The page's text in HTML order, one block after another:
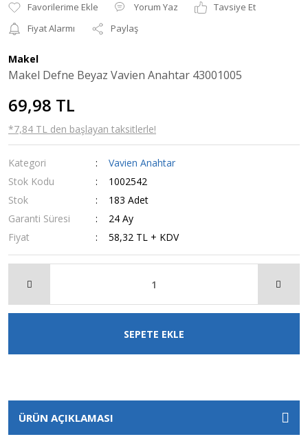
Yorum Yaz
Tavsiye Et
Fiyat Alarmı
Paylaş
Makel
Makel Defne Beyaz Vavien Anahtar 43001005
69,98 TL
*7,84 TL den başlayan taksitlerle!
Kategori
Vavien Anahtar
Stok Kodu
1002542
Stok
183 Adet
Garanti Süresi
24 Ay
Fiyat
58,32 TL + KDV
SEPETE EKLE
ÜRÜN AÇIKLAMASI